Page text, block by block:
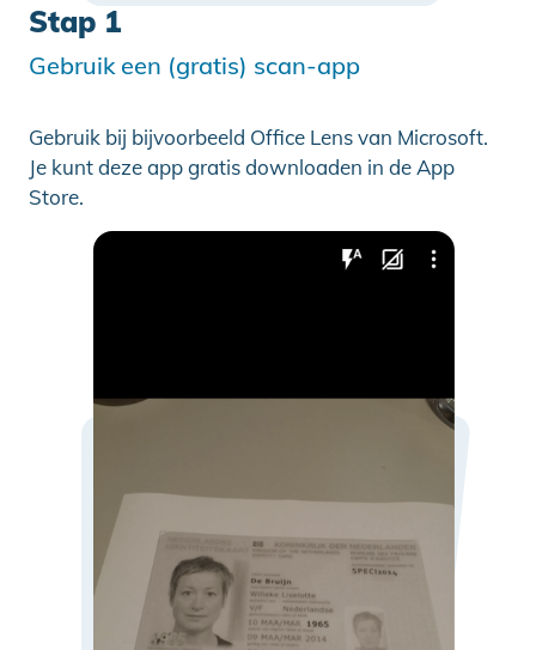
Stap 1
Gebruik een (gratis) scan-app
Gebruik bij bijvoorbeeld Office Lens van Microsoft.
Je kunt deze app gratis downloaden in de App
Store.